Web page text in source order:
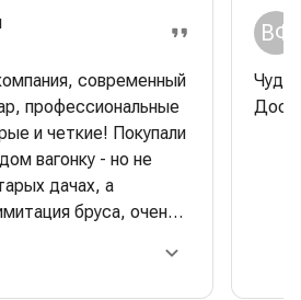
современный
профессиональные
и четкие! Покупали
вагонку - но не
дачах, а
бруса, очень
ВФ